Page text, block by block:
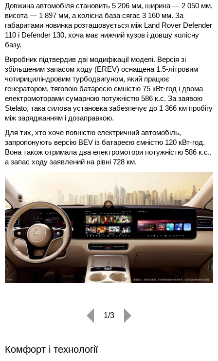
Довжина автомобіля становить 5 206 мм, ширина — 2 050 мм,
висота — 1 897 мм, а колісна база сягає 3 160 мм. За
габаритами новинка розташовується між Land Rover Defender
110 і Defender 130, хоча має нижчий кузов і довшу колісну
базу.
Виробник підтвердив дві модифікації моделі. Версія зі
збільшеним запасом ходу (EREV) оснащена 1.5-літровим
чотирициліндровим турбодвигуном, який працює
генератором, тяговою батареєю ємністю 75 кВт⋅год і двома
електромоторами сумарною потужністю 586 к.с. За заявою
Stelato, така силова установка забезпечує до 1 366 км пробігу
між заряджанням і дозаправкою.
Для тих, хто хоче повністю електричний автомобіль,
запропонують версію BEV із батареєю ємністю 120 кВт⋅год.
Вона також отримала два електромотори потужністю 586 к.с.,
а запас ходу заявлений на рівні 728 км.
1/3
Комфорт і технології